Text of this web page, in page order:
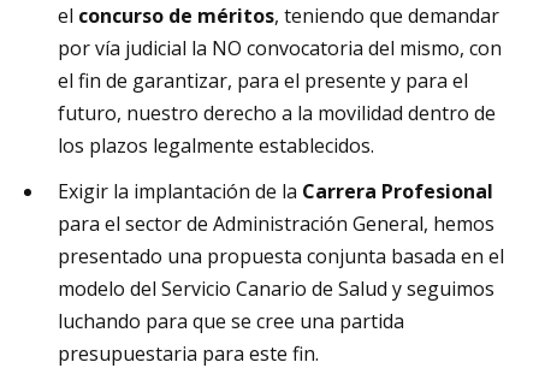
el concurso de méritos, teniendo que demandar
por vía judicial la NO convocatoria del mismo, con
el fin de garantizar, para el presente y para el
futuro, nuestro derecho a la movilidad dentro de
los plazos legalmente establecidos.
Exigir la implantación de la Carrera Profesional
para el sector de Administración General, hemos
presentado una propuesta conjunta basada en el
modelo del Servicio Canario de Salud y seguimos
luchando para que se cree una partida
presupuestaria para este fin.